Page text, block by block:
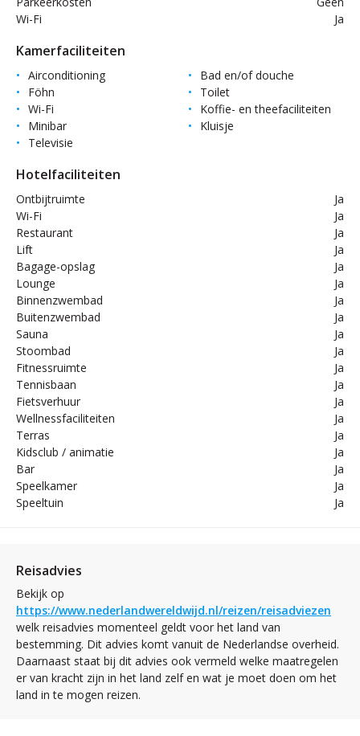
Wi-Fi
Ja
Kamerfaciliteiten
Airconditioning
Bad en/of douche
Föhn
Toilet
Wi-Fi
Koffie- en theefaciliteiten
Minibar
Kluisje
Televisie
Hotelfaciliteiten
Ontbijtruimte
Ja
Wi-Fi
Ja
Restaurant
Ja
Lift
Ja
Bagage-opslag
Ja
Lounge
Ja
Binnenzwembad
Ja
Buitenzwembad
Ja
Sauna
Ja
Stoombad
Ja
Fitnessruimte
Ja
Tennisbaan
Ja
Fietsverhuur
Ja
Wellnessfaciliteiten
Ja
Terras
Ja
Kidsclub / animatie
Ja
Bar
Ja
Speelkamer
Ja
Speeltuin
Ja
Reisadvies
Bekijk op
https://www.nederlandwereldwijd.nl/reizen/reisadviezen
welk reisadvies momenteel geldt voor het land van
bestemming. Dit advies komt vanuit de Nederlandse overheid.
Daarnaast staat bij dit advies ook vermeld welke maatregelen
er van kracht zijn in het land zelf en wat je moet doen om het
land in te mogen reizen.